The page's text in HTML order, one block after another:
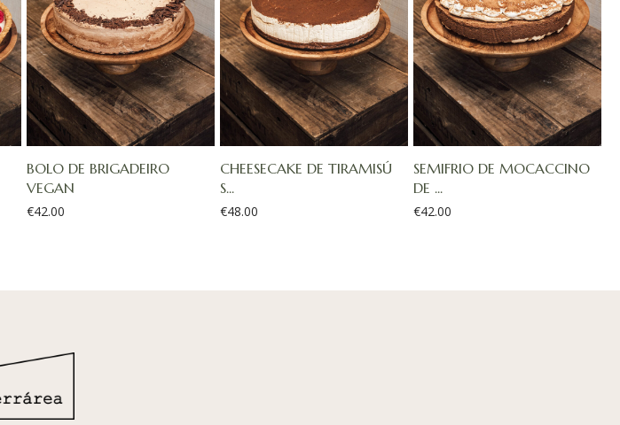
BOLO DE BRIGADEIRO
VEGAN
€42.00
CHEESECAKE DE TIRAMISÚ
S...
€48.00
SEMIFRIO DE MOCACCINO
DE ...
€42.00